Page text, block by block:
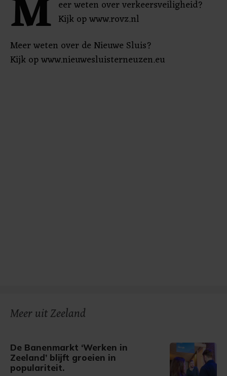
eer weten over verkeersveiligheid?
Kijk op www.rovz.nl
Meer weten over de Nieuwe Sluis?
Kijk op www.nieuwesluisterneuzen.eu
Meer uit Zeeland
De Banenmarkt ‘Werken in
Zeeland’ blijft groeien in
populariteit.